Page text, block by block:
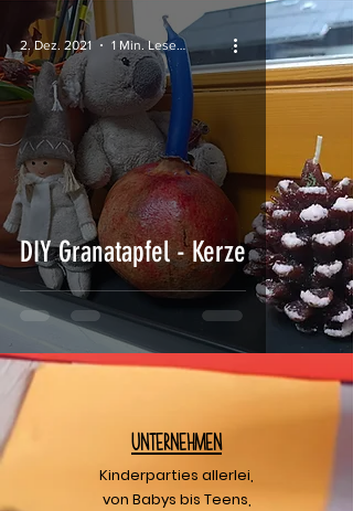
DIY Granatapfel - Kerze
2. Dez. 2021 1 Min. Lesezeit
Unternehmen
Kinderparties allerlei,
von Babys bis Teens,